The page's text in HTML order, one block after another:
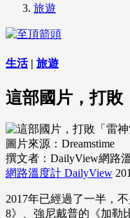
旅遊
生活| 旅遊
這部國片，打敗
圖片來源：Dreamstime
撰文者：DailyView網路
網路溫度計 DailyView
2017年已經過了一半，
8》、強尼戴普的《加勒